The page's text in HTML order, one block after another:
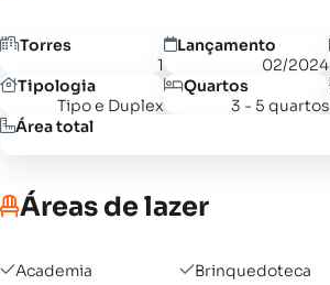
Torres
1
Lançamento
02/2024
Tipologia
Tipo e Duplex
Quartos
3 - 5 quartos
Área total
Áreas de lazer
Academia
Brinquedoteca